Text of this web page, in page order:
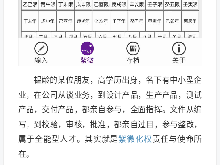
韫龄的某位朋友，高学历出身，名下有中小型企
业，在公司从谈业务，到设计产品，生产产品，测试
产品，交付产品，都亲自参与，全面指挥。文件从编
写，到校验，审核，批准，都亲自过目，参与整改，
属于全能型人才。其实就是紫微化权责任与使命所
在。